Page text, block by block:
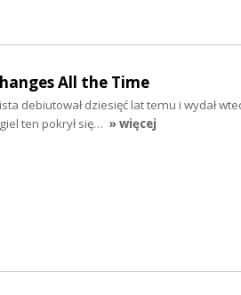
All the Time
debiutował dziesięć lat temu i wydał
ten pokrył się… » więcej